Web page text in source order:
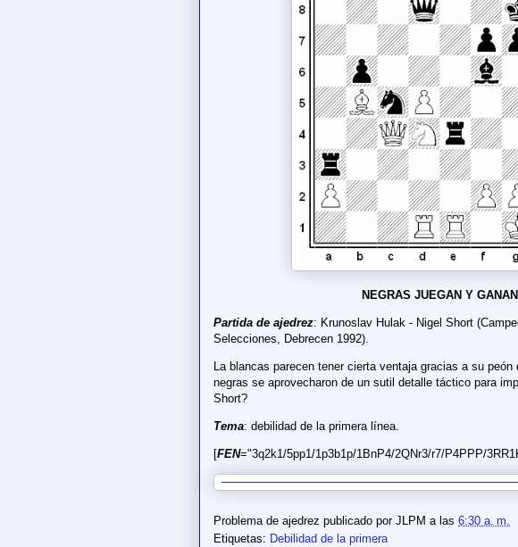
NEGRAS JUEGAN Y GANAN
Partida de ajedrez: Krunoslav Hulak - Nigel Short
Selecciones, Debrecen 1992).
La blancas parecen tener cierta ventaja gracias a su
negras se aprovecharon de un sutil detalle táctico para
Short?
Tema: debilidad de la primera línea.
[FEN="3q2k1/5pp1/1p3b1p/1BnP4/2QNr3/r7/P4PPP/
Problema de ajedrez publicado por JLPM a las 6:30 a. m.
Etiquetas: Debilidad de la primera